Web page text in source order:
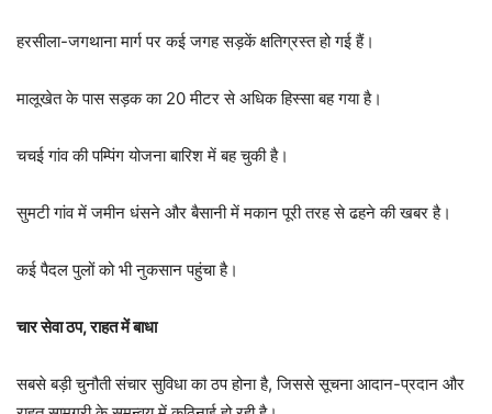
हरसीला-जगथाना मार्ग पर कई जगह सड़कें क्षतिग्रस्त हो गई हैं।
मालूखेत के पास सड़क का 20 मीटर से अधिक हिस्सा बह गया है।
चचई गांव की पम्पिंग योजना बारिश में बह चुकी है।
सुमटी गांव में जमीन धंसने और बैसानी में मकान पूरी तरह से ढहने की खबर है।
कई पैदल पुलों को भी नुकसान पहुंचा है।
चार सेवा ठप, राहत में बाधा
सबसे बड़ी चुनौती संचार सुविधा का ठप होना है, जिससे सूचना आदान-प्रदान और